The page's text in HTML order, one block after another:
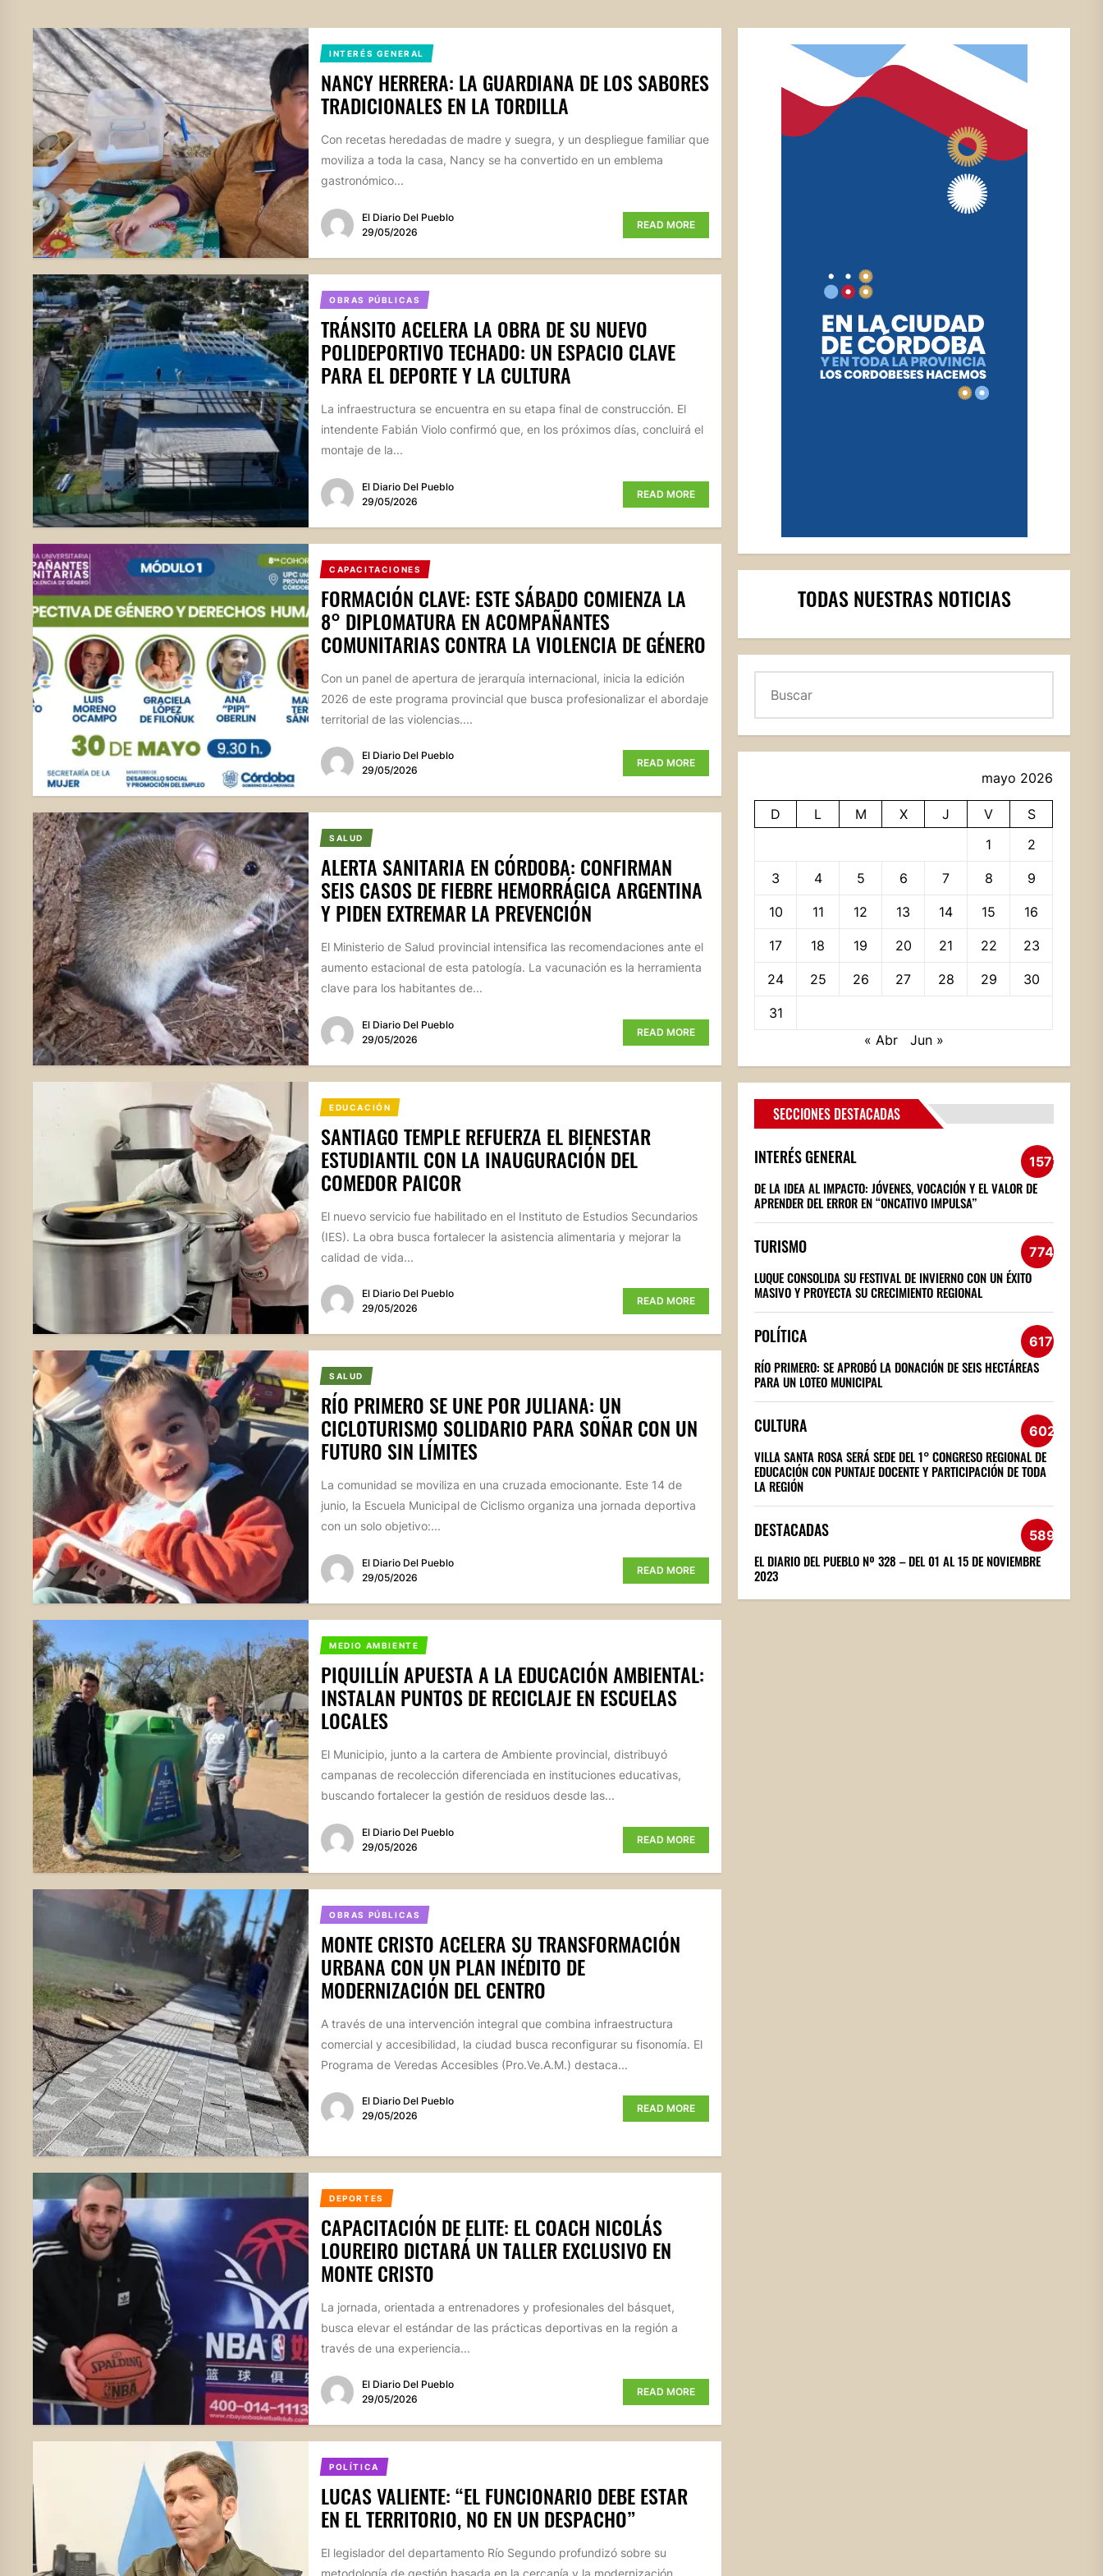
INTERÉS GENERAL
NANCY HERRERA: LA GUARDIANA DE LOS SABORES
TRADICIONALES EN LA TORDILLA
Con recetas heredadas de madre y suegra, y un despliegue familiar que
moviliza a toda la casa, Nancy se ha convertido en un emblema
gastronómico...
El Diario Del Pueblo
29/05/2026
READ MORE
OBRAS PÚBLICAS
TRÁNSITO ACELERA LA OBRA DE SU NUEVO
POLIDEPORTIVO TECHADO: UN ESPACIO CLAVE
PARA EL DEPORTE Y LA CULTURA
La infraestructura se encuentra en su etapa final de construcción. El
intendente Fabián Violo confirmó que, en los próximos días, concluirá el
montaje de la...
El Diario Del Pueblo
29/05/2026
READ MORE
CAPACITACIONES
FORMACIÓN CLAVE: ESTE SÁBADO COMIENZA LA
8° DIPLOMATURA EN ACOMPAÑANTES
COMUNITARIAS CONTRA LA VIOLENCIA DE GÉNERO
Con un panel de apertura de jerarquía internacional, inicia la edición
2026 de este programa provincial que busca profesionalizar el abordaje
territorial de las violencias....
El Diario Del Pueblo
29/05/2026
READ MORE
SALUD
ALERTA SANITARIA EN CÓRDOBA: CONFIRMAN
SEIS CASOS DE FIEBRE HEMORRÁGICA ARGENTINA
Y PIDEN EXTREMAR LA PREVENCIÓN
El Ministerio de Salud provincial intensifica las recomendaciones ante el
aumento estacional de esta patología. La vacunación es la herramienta
clave para los habitantes de...
El Diario Del Pueblo
29/05/2026
READ MORE
EDUCACIÓN
SANTIAGO TEMPLE REFUERZA EL BIENESTAR
ESTUDIANTIL CON LA INAUGURACIÓN DEL
COMEDOR PAICOR
El nuevo servicio fue habilitado en el Instituto de Estudios Secundarios
(IES). La obra busca fortalecer la asistencia alimentaria y mejorar la
calidad de vida...
El Diario Del Pueblo
29/05/2026
READ MORE
SALUD
RÍO PRIMERO SE UNE POR JULIANA: UN
CICLOTURISMO SOLIDARIO PARA SOÑAR CON UN
FUTURO SIN LÍMITES
La comunidad se moviliza en una cruzada emocionante. Este 14 de
junio, la Escuela Municipal de Ciclismo organiza una jornada deportiva
con un solo objetivo:...
El Diario Del Pueblo
29/05/2026
READ MORE
MEDIO AMBIENTE
PIQUILLÍN APUESTA A LA EDUCACIÓN AMBIENTAL:
INSTALAN PUNTOS DE RECICLAJE EN ESCUELAS
LOCALES
El Municipio, junto a la cartera de Ambiente provincial, distribuyó
campanas de recolección diferenciada en instituciones educativas,
buscando fortalecer la gestión de residuos desde las...
El Diario Del Pueblo
29/05/2026
READ MORE
OBRAS PÚBLICAS
MONTE CRISTO ACELERA SU TRANSFORMACIÓN
URBANA CON UN PLAN INÉDITO DE
MODERNIZACIÓN DEL CENTRO
A través de una intervención integral que combina infraestructura
comercial y accesibilidad, la ciudad busca reconfigurar su fisonomía. El
Programa de Veredas Accesibles (Pro.Ve.A.M.) destaca...
El Diario Del Pueblo
29/05/2026
READ MORE
DEPORTES
CAPACITACIÓN DE ELITE: EL COACH NICOLÁS
LOUREIRO DICTARÁ UN TALLER EXCLUSIVO EN
MONTE CRISTO
La jornada, orientada a entrenadores y profesionales del básquet,
busca elevar el estándar de las prácticas deportivas en la región a
través de una experiencia...
El Diario Del Pueblo
29/05/2026
READ MORE
POLÍTICA
LUCAS VALIENTE: “EL FUNCIONARIO DEBE ESTAR
EN EL TERRITORIO, NO EN UN DESPACHO”
El legislador del departamento Río Segundo profundizó sobre su
TODAS NUESTRAS NOTICIAS
mayo 2026
D L M X J V
S
1
2
3 4 5 6 7 8 9
10 11 12 13 14 15 16
17 18 19 20 21 22 23
24 25 26 27 28 29 30
31
« Abr
Jun »
SECCIONES DESTACADAS
INTERÉS GENERAL 1572
DE LA IDEA AL IMPACTO: JÓVENES, VOCACIÓN Y EL VALOR DE
APRENDER DEL ERROR EN “ONCATIVO IMPULSA”
TURISMO 774
LUQUE CONSOLIDA SU FESTIVAL DE INVIERNO CON UN ÉXITO
MASIVO Y PROYECTA SU CRECIMIENTO REGIONAL
POLÍTICA 617
RÍO PRIMERO: SE APROBÓ LA DONACIÓN DE SEIS HECTÁREAS
PARA UN LOTEO MUNICIPAL
CULTURA 602
VILLA SANTA ROSA SERÁ SEDE DEL 1° CONGRESO REGIONAL DE
EDUCACIÓN CON PUNTAJE DOCENTE Y PARTICIPACIÓN DE TODA
LA REGIÓN
DESTACADAS 589
EL DIARIO DEL PUEBLO Nº 328 – DEL 01 AL 15 DE NOVIEMBRE
2023